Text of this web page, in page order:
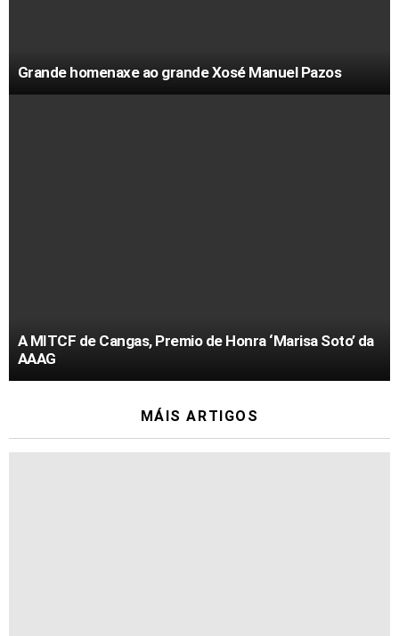
Grande homenaxe ao grande Xosé Manuel Pazos
A MITCF de Cangas, Premio de Honra ‘Marisa Soto’ da
AAAG
MÁIS ARTIGOS